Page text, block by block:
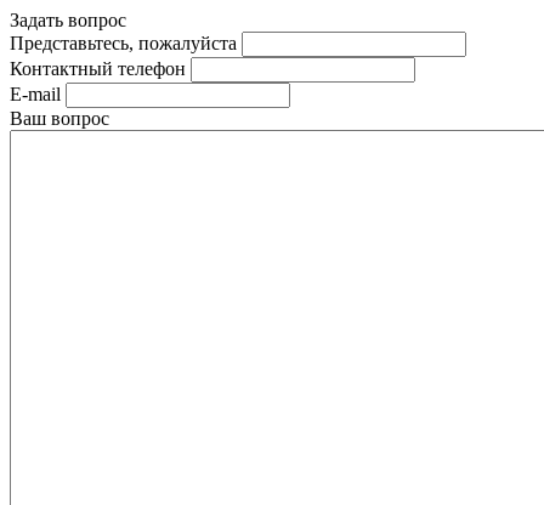
Задать вопрос
Представьтесь, пожалуйста
Контактный телефон
E-mail
Ваш вопрос